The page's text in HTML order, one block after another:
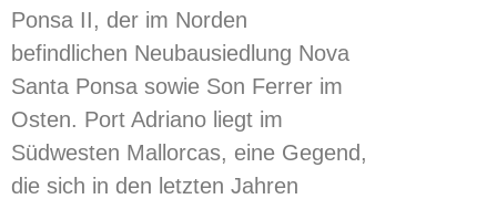
Ponsa II, der im Norden
befindlichen Neubausiedlung Nova
Santa Ponsa sowie Son Ferrer im
Osten. Port Adriano liegt im
Südwesten Mallorcas, eine Gegend,
die sich in den letzten Jahren